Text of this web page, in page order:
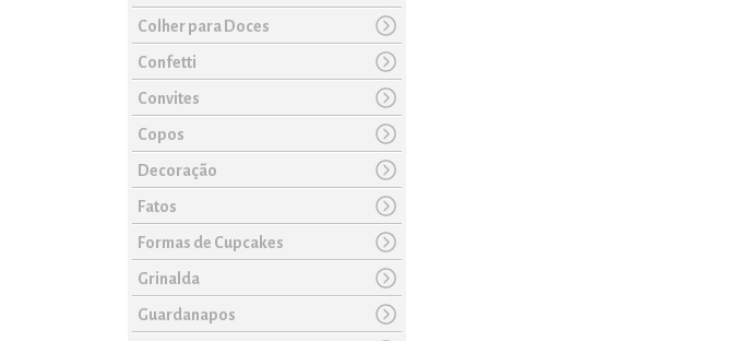
Colher para Doces
Confetti
Convites
Copos
Decoração
Fatos
Formas de Cupcakes
Grinalda
Guardanapos